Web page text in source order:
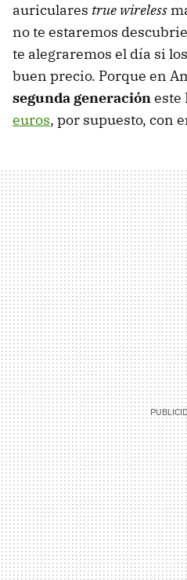
auriculares true wireless
no te estaremos
te alegraremos el día si
buen precio. Porque en
segunda generacióneste
euros, por supuesto, con